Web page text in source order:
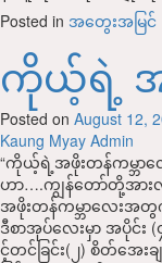
Posted in အတွေးအမြင်
ကိုယ့်ရဲ့ အ
Posted on August 12,
Kaung Myay Admin
“ကိုယ့်ရဲ့အဖိုးတန်ကမ္ဘာလ
ဟာ….ကျွန်တော်တို့အာ
အဖိုးတန်ကမ္ဘာလေးအတွ
ဒီစာအုပ်လေးမှာ အပိုင်
င့်တင်ခြင်း(၂) စိတ်အေးခ